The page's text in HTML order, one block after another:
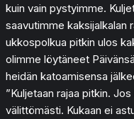
kuin vain pystyimme.
saavutimme kaksijalkalan
ukkospolkua pitkin ulos
olimme löytäneet
heidän katoamisensa
”Kuljetaan rajaa pitkin.
välittömästi. Kukaan ei